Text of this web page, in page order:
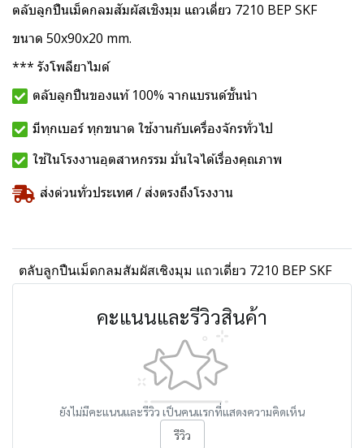
ตลับลูกปืนเม็ดกลมสัมผัสเชิงมุม แถวเดี่ยว 7210 BEP SKF
ขนาด 50x90x20 mm.
*** รังโพลียาไมด์
ตลับลูกปืนของแท้ 100% จากแบรนด์ชั้นนำ
มีทุกเบอร์ ทุกขนาด ใช้งานกับเครื่องจักรทั่วไป
ใช้ในโรงงานอุตสาหกรรม มั่นใจได้เรื่องคุณภาพ
ส่งด่วนทั่วประเทศ / ส่งตรงถึงโรงงาน
ตลับลูกปืนเม็ดกลมสัมผัสเชิงมุม แถวเดี่ยว 7210 BEP SKF
คะแนนและรีวิวสินค้า
ยังไม่มีคะแนนและรีวิว เป็นคนแรกที่แสดงความคิดเห็น
รีวิว